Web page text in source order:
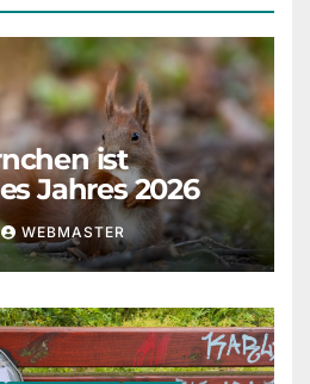
ist
Jahres 2026
WEBMASTER